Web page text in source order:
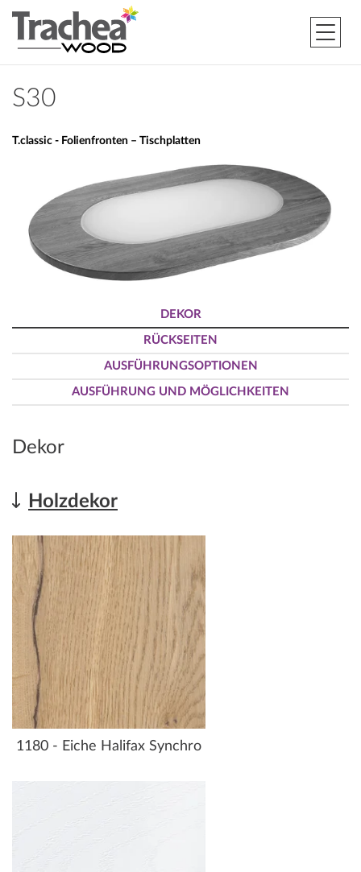
S30
T.classic - Folienfronten – Tischplatten
DEKOR
RÜCKSEITEN
AUSFÜHRUNGSOPTIONEN
AUSFÜHRUNG UND MÖGLICHKEITEN
Dekor
Holzdekor
1180 - Eiche Halifax Synchro